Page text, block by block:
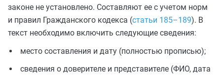
законе не установлено. Составляют ее с учетом норм
и правил Гражданского кодекса (статьи 185–189). В
текст необходимо включить следующие сведения:
место составления и дату (полностью прописью);
сведения о доверителе и представителе (ФИО, дата